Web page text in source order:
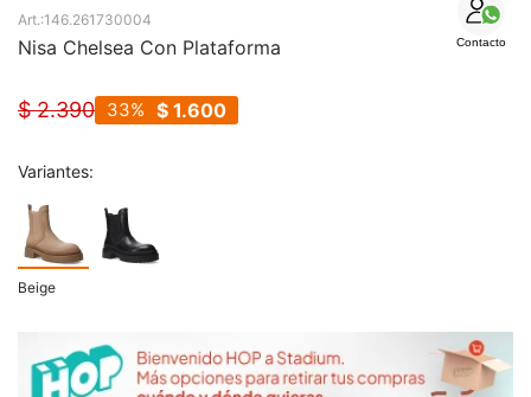
Contacto
146.261730004
Nisa Chelsea Con Plataforma
$ 2.390 $ 1.600
33
Variantes:
Beige